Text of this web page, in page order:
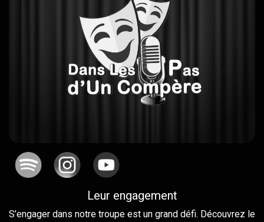
Leur engagement
S’engager dans notre troupe est un grand défi. Découvrez le